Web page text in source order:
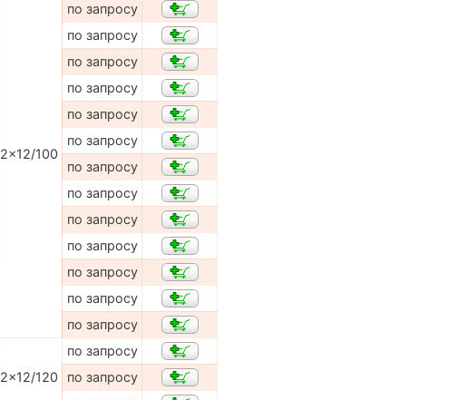
2x12/100
по запросу
по запросу
по запросу
по запросу
по запросу
по запросу
по запросу
по запросу
по запросу
по запросу
по запросу
по запросу
по запросу
2x12/120
по запросу
по запросу